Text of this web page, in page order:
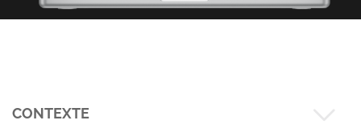
CONTEXTE